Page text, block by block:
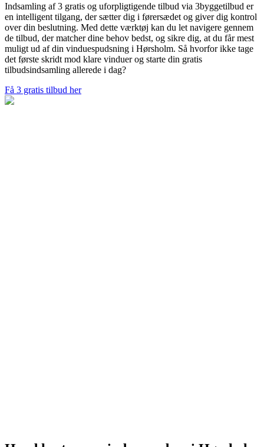
Indsamling af 3 gratis og uforpligtigende tilbud via 3byggetilbud er
en intelligent tilgang, der sætter dig i førersædet og giver dig kontrol
over din beslutning. Med dette værktøj kan du let navigere gennem
de tilbud, der matcher dine behov bedst, og sikre dig, at du får mest
muligt ud af din vinduespudsning i Hørsholm. Så hvorfor ikke tage
det første skridt mod klare vinduer og starte din gratis
tilbudsindsamling allerede i dag?
Få 3 gratis tilbud her